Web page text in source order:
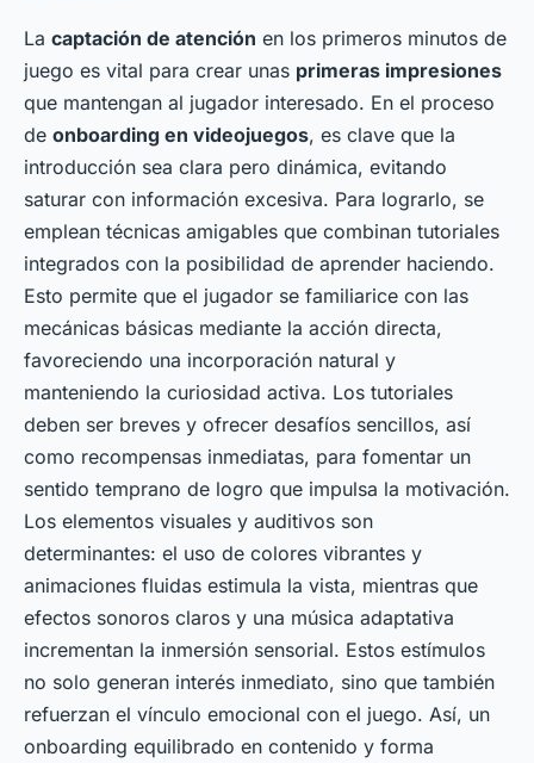
La captación de atención en los primeros minutos de
juego es vital para crear unas primeras impresiones
que mantengan al jugador interesado. En el proceso
de onboarding en videojuegos, es clave que la
introducción sea clara pero dinámica, evitando
saturar con información excesiva. Para lograrlo, se
emplean técnicas amigables que combinan tutoriales
integrados con la posibilidad de aprender haciendo.
Esto permite que el jugador se familiarice con las
mecánicas básicas mediante la acción directa,
favoreciendo una incorporación natural y
manteniendo la curiosidad activa. Los tutoriales
deben ser breves y ofrecer desafíos sencillos, así
como recompensas inmediatas, para fomentar un
sentido temprano de logro que impulsa la motivación.
Los elementos visuales y auditivos son
determinantes: el uso de colores vibrantes y
animaciones fluidas estimula la vista, mientras que
efectos sonoros claros y una música adaptativa
incrementan la inmersión sensorial. Estos estímulos
no solo generan interés inmediato, sino que también
refuerzan el vínculo emocional con el juego. Así, un
onboarding equilibrado en contenido y forma